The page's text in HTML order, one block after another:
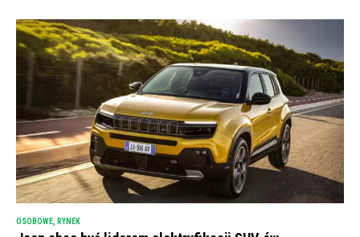
OSOBOWE, RYNEK